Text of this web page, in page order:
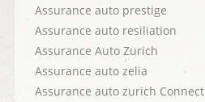
Assurance auto prestige
Assurance auto resiliation
Assurance Auto Zurich
Assurance auto zelia
Assurance auto zurich Connect